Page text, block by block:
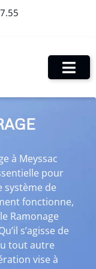
à Meyssac
pour
système de
fonctionne,
Ramonage
s’agisse de
tout autre
vise à